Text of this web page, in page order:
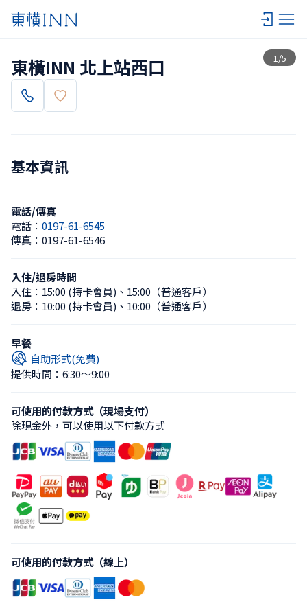
1 /5
查看一覽
東橫INN 北上站西口
基本資訊
電話/傳真
電話： 0197-61-6545
傳真： 0197-61-6546
入住/退房時間
入住： 15:00 (持卡會員) 、 15:00（普通客戶）
退房： 10:00 (持卡會員) 、 10:00（普通客戶）
早餐
自助形式(免費)
提供時間：6:30〜9:00
可使用的付款方式（現場支付）
除現金外，可以使用以下付款方式
可使用的付款方式（線上）